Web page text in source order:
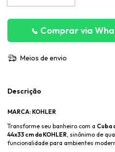
Comprar via
Meios de envio
Descrição
MARCA: KOHLER
Transforme seu banheiro com a Cuba
44x33 cm da KOHLER , sinônimo de
funcionalidade para ambientes